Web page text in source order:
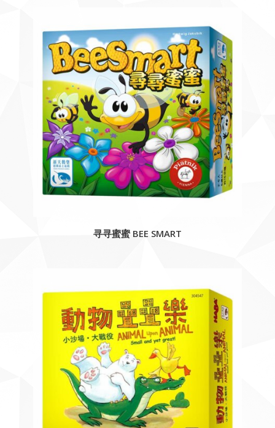
寻寻蜜蜜 BEE SMART